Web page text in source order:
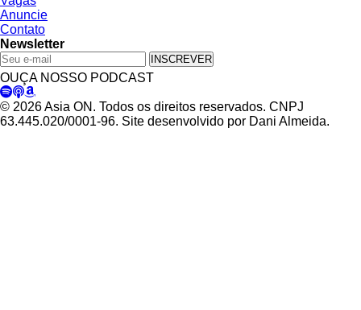
Anuncie
Contato
Newsletter
INSCREVER
OUÇA NOSSO PODCAST
© 2026 Asia ON. Todos os direitos reservados. CNPJ
63.445.020/0001-96. Site desenvolvido por Dani Almeida.